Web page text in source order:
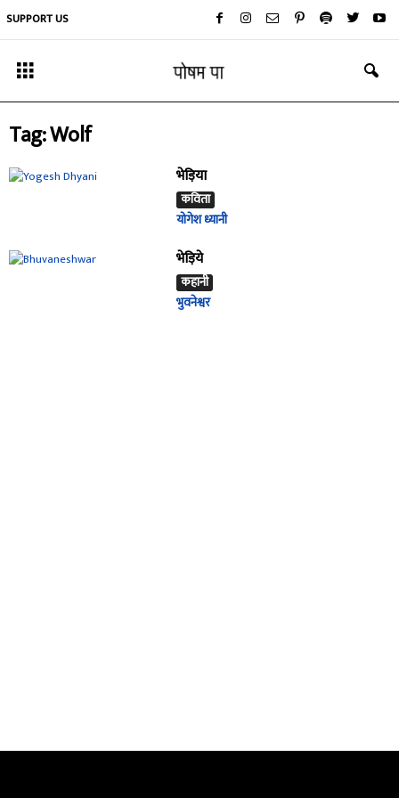
SUPPORT US
Tag: Wolf
भेड़िया
कविता
योगेश ध्यानी
भेड़िये
कहानी
भुवनेश्वर